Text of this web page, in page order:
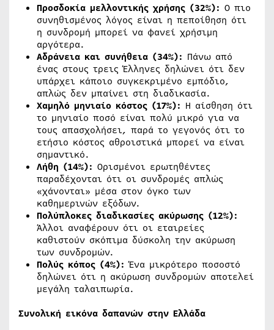
Προσδοκία μελλοντικής χρήσης (32%): Ο πιο
συνηθισμένος λόγος είναι η πεποίθηση ότι
η συνδρομή μπορεί να φανεί χρήσιμη
αργότερα.
Αδράνεια και συνήθεια (34%): Πάνω από
ένας στους τρεις Έλληνες δηλώνει ότι δεν
υπάρχει κάποιο συγκεκριμένο εμπόδιο,
απλώς δεν μπαίνει στη διαδικασία.
Χαμηλό μηνιαίο κόστος (17%): Η αίσθηση ότι
το μηνιαίο ποσό είναι πολύ μικρό για να
τους απασχολήσει, παρά το γεγονός ότι το
ετήσιο κόστος αθροιστικά μπορεί να είναι
σημαντικό.
Λήθη (14%): Ορισμένοι ερωτηθέντες
παραδέχονται ότι οι συνδρομές απλώς
«χάνονται» μέσα στον όγκο των
καθημερινών εξόδων.
Πολύπλοκες διαδικασίες ακύρωσης (12%):
Άλλοι αναφέρουν ότι οι εταιρείες
καθιστούν σκόπιμα δύσκολη την ακύρωση
των συνδρομών.
Πολύς κόπος (4%): Ένα μικρότερο ποσοστό
δηλώνει ότι η ακύρωση συνδρομών αποτελεί
μεγάλη ταλαιπωρία.
Συνολική εικόνα δαπανών στην Ελλάδα